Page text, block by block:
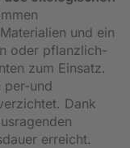
und ein
oder pflanzlich-
zum Einsatz.
per-und
Dank
erreicht.